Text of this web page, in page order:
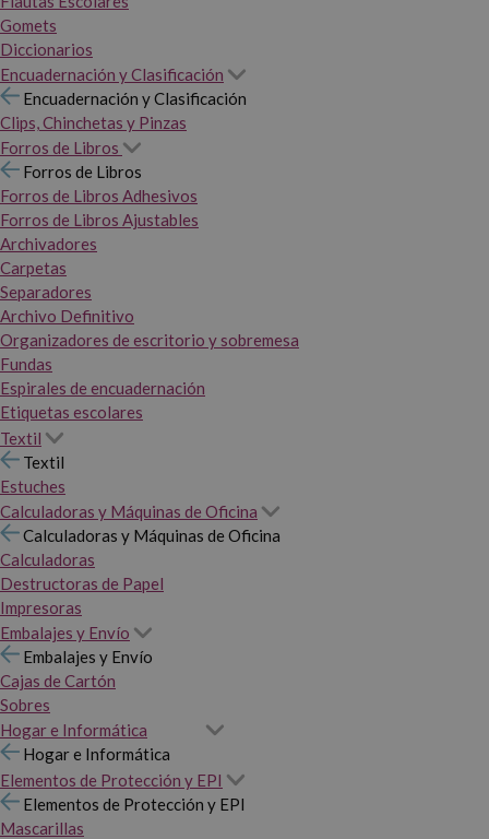
Gomets
Diccionarios
Encuadernación y Clasificación
Encuadernación y Clasificación
Clips, Chinchetas y Pinzas
Forros de Libros
Forros de Libros
Forros de Libros Adhesivos
Forros de Libros Ajustables
Archivadores
Carpetas
Separadores
Archivo Definitivo
Organizadores de escritorio y sobremesa
Fundas
Espirales de encuadernación
Etiquetas escolares
Textil
Textil
Estuches
Calculadoras y Máquinas de Oficina
Calculadoras y Máquinas de Oficina
Calculadoras
Destructoras de Papel
Impresoras
Embalajes y Envío
Embalajes y Envío
Cajas de Cartón
Sobres
Hogar e Informática
Hogar e Informática
Elementos de Protección y EPI
Elementos de Protección y EPI
Mascarillas